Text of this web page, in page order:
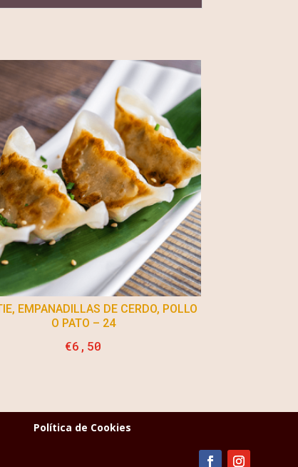
EMPANADILLAS DE CERDO, POLLO
O PATO – 24
€6,50
Política de Cookies